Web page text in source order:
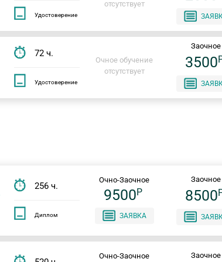
Удостоверение
отсутствует
72 ч.
Удостоверение
Очное обучение
отсутствует
Заочное
3500
256 ч.
Диплом
Очно-Заочное
9500P
ЗАЯВКА
Заочное
8500
Очно-Заочное Заочное